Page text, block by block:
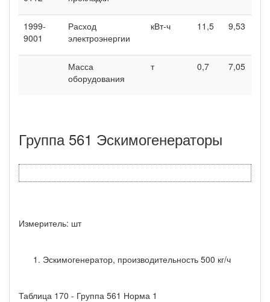
1999-
9001
Расход
электроэнергии
кВт-ч 11,5 9,53
Масса
оборудования
т 0,7 7,05
Группа 561 Эскимогенераторы
Измеритель: шт
Эскимогенератор, производительность 500 кг/ч
Таблица 170 - Группа 561 Норма 1